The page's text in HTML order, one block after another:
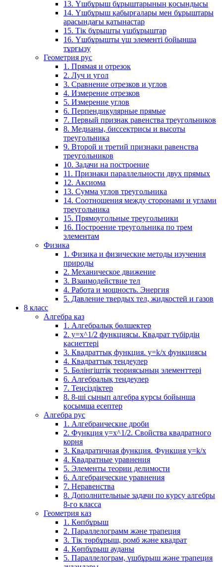
13. Үшбұрыш бұрыштарының қосындысы
14. Үшбұрыш қабырғалары мен бұрыштары
арасындағы қатынастар
15. Тік бұрышты үшбұрыштар
16. Үшбұрышты үш элементі бойынша
тұрғызу
Геометрия рус
1. Прямая и отрезок
2. Луч и угол
3. Сравнение отрезков и углов
4. Измерение отрезков
5. Измерение углов
6. Перпендикулярные прямые
7. Первый признак равенства треугольников
8. Медианы, биссектрисы и высоты
треугольника
9. Второй и третий признаки равенства
треугольников
10. Задачи на построение
11. Признаки параллельности двух прямых
12. Аксиома
13. Сумма углов треугольника
14. Соотношения между сторонами и углами
треугольника
15. Прямоугольные треугольники
16. Построение треугольника по трем
элементам
Физика
1. Физика и физические методы изучения
природы
2. Механическое движение
3. Взаимодействие тел
4. Работа и мощность. Энергия
5. Давление твердых тел, жидкостей и газов
8 класс
Алгебра каз
1. Алгебралық бөлшектер
2. у=х^1/2 функциясы. Квадрат түбірдің
қасиеттері
3. Квадраттық функция. у=k/x функциясы
4. Квадраттық теңдеулер
5. Бөлінгіштік теориясының элементтері
6. Алгебралық теңдеулер
7. Теңсіздіктер
8. 8-ші сынып алгебра курсы бойынша
қосымша есептер
Алгебра рус
1. Алгебраические дроби
2. Функция y=x^1/2. Свойства квадратного
корня
3. Квадратичная функция. Функция у=k/x
4. Квадратные уравнения
5. Элементы теории делимости
6. Алгебраические уравнения
7. Неравенства
8. Дополнительные задачи по курсу алгебры
8-го класса
Геометрия каз
1. Көпбұрыш
2. Параллелограмм және трапеция
3. Тік төрбұрыш, ромб және квадрат
4. Көпбұрыш ауданы
5. Параллелограм, үшбұрыш және трапеция